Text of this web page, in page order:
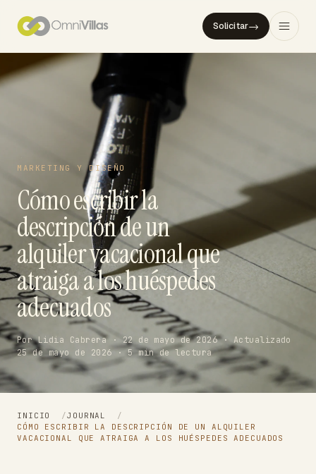
Solicitar→
MARKETING Y DISEÑO
Cómo escribir la
descripción de un
alquiler vacacional que
atraiga a los huéspedes
adecuados
Por Lidia Cabrera · 22 de mayo de 2026 · Actualizado
25 de mayo de 2026 · 5 min de lectura
INICIO /JOURNAL
/
CÓMO ESCRIBIR LA DESCRIPCIÓN DE UN ALQUILER
VACACIONAL QUE ATRAIGA A LOS HUÉSPEDES ADECUADOS